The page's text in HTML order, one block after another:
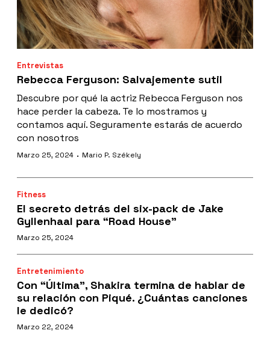
Entrevistas
Rebecca Ferguson: Salvajemente sutil
Descubre por qué la actriz Rebecca Ferguson nos
hace perder la cabeza. Te lo mostramos y
contamos aquí. Seguramente estarás de acuerdo
con nosotros
Marzo 25, 2024 · Mario P. Székely
Fitness
El secreto detrás del six-pack de Jake
Gyllenhaal para “Road House”
Marzo 25, 2024
Entretenimiento
Con “Última”, Shakira termina de hablar de
su relación con Piqué. ¿Cuántas canciones
le dedicó?
Marzo 22, 2024